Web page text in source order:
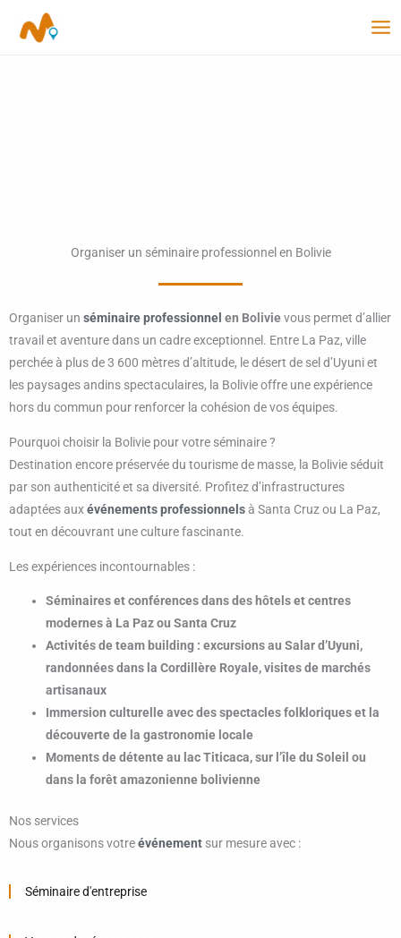
Organiser un séminaire professionnel en Bolivie
Organiser un séminaire professionnel en Bolivievous permet d’allier
travail et aventure dans un cadre exceptionnel. Entre La Paz, ville
perchée à plus de 3 600 mètres d’altitude, le désert de sel d’Uyuni et
les paysages andins spectaculaires, la Bolivie offre une expérience
hors du commun pour renforcer la cohésion de vos équipes.
Pourquoi choisir la Bolivie pour votre séminaire ?
Destination encore préservée du tourisme de masse, la Bolivie séduit
par son authenticité et sa diversité. Profitez d’infrastructures
adaptées auxévénements professionnelsà Santa Cruz ou La Paz,
tout en découvrant une culture fascinante.
Les expériences incontournables :
Séminaires et conférences dans des hôtels et centres
modernes à La Paz ou Santa Cruz
Activités de team building : excursions au Salar d’Uyuni,
randonnées dans la Cordillère Royale, visites de marchés
artisanaux
Immersion culturelle avec des spectacles folkloriques et la
découverte de la gastronomie locale
Moments de détente au lac Titicaca, sur l’île du Soleil ou
dans la forêt amazonienne bolivienne
Nos services
Nous organisons votreévénement sur mesure avec :
Séminaire d'entreprise